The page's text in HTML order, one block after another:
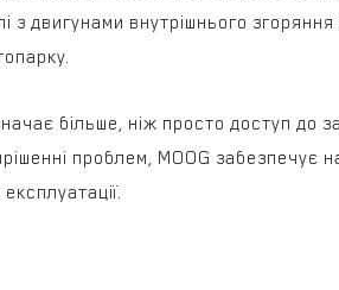
з двигунами внутрішнього
більше, ніж просто доступ до
проблем, MOOG